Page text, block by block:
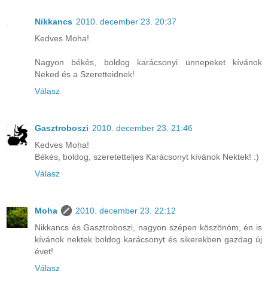
Nikkancs 2010. december 23. 20:37
Kedves Moha!
Nagyon békés, boldog karácsonyi ünnepeket kívánok
Neked és a Szeretteidnek!
Válasz
Gasztroboszi 2010. december 23. 21:46
Kedves Moha!
Békés, boldog, szeretetteljes Karácsonyt kívánok Nektek! :)
Válasz
Moha
2010. december 23. 22:12
Nikkancs és Gasztroboszi, nagyon szépen köszönöm, én is
kívánok nektek boldog karácsonyt és sikerekben gazdag új
évet!
Válasz